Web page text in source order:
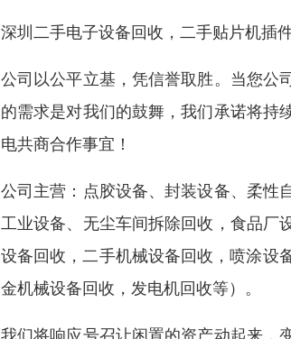
深圳二手电子设备回收，二手贴片机插
公司以公平立基，凭信誉取胜。当您公
的需求是对我们的鼓舞，我们承诺将持
电共商合作事宜！
公司主营：点胶设备、封装设备、柔性
工业设备、无尘车间拆除回收，食品厂
设备回收，二手机械设备回收，喷涂设
金机械设备回收，发电机回收等）。
我们将响应号召让闲置的资产动起来，